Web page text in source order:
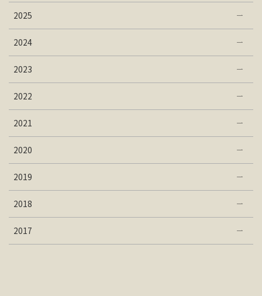
2025
2024
2023
2022
2021
2020
2019
2018
2017